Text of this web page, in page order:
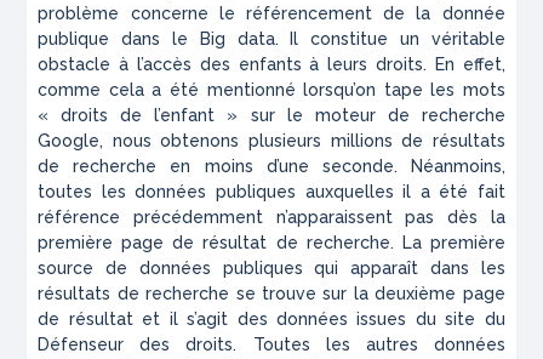
problème concerne le référencement de la donnée
publique dans le Big data. Il constitue un véritable
obstacle à l’accès des enfants à leurs droits. En effet,
comme cela a été mentionné lorsqu’on tape les mots
« droits de l’enfant » sur le moteur de recherche
Google, nous obtenons plusieurs millions de résultats
de recherche en moins d’une seconde. Néanmoins,
toutes les données publiques auxquelles il a été fait
référence précédemment n’apparaissent pas dès la
première page de résultat de recherche. La première
source de données publiques qui apparaît dans les
résultats de recherche se trouve sur la deuxième page
de résultat et il s’agit des données issues du site du
Défenseur des droits. Toutes les autres données